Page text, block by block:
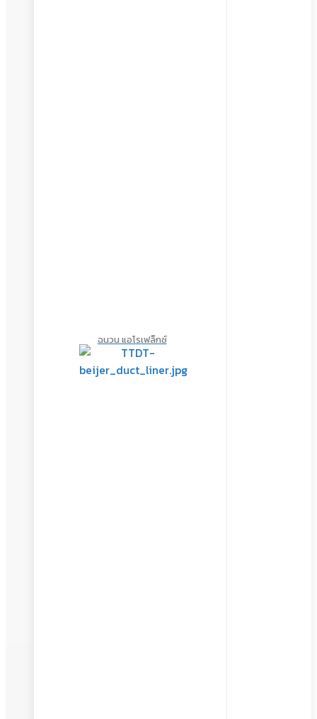
ฉนวน แอโรเฟล็กซ์